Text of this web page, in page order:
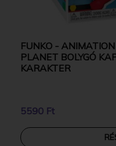
FUNKO -
PLANET BOLYGÓ
KARAKTER
5590 Ft